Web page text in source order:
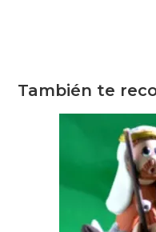
También te
tu